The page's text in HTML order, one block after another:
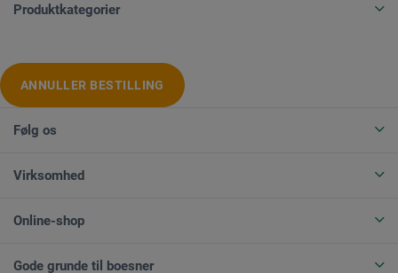
Produktkategorier
ANNULLER BESTILLING
Følg os
Virksomhed
Online-shop
Gode grunde til boesner